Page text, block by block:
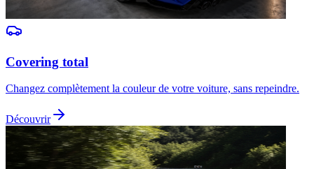
Covering total
Changez complètement la couleur de votre voiture, sans repeindre.
Découvrir